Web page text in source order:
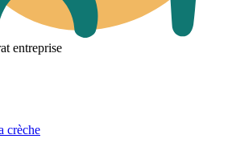
entreprise
crèche